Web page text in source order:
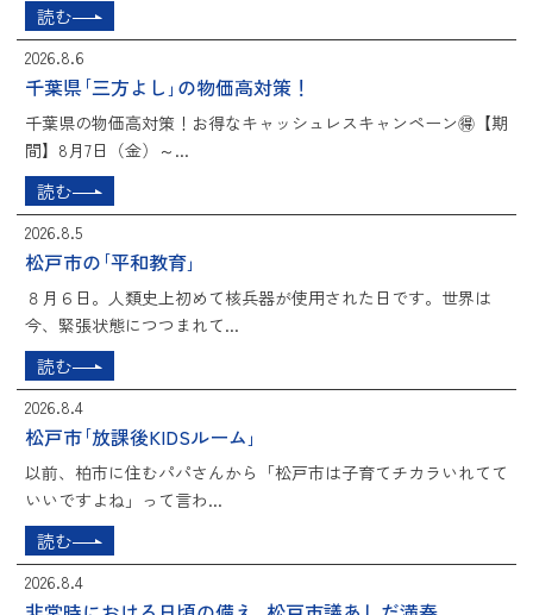
読む
2026.8.6
千葉県｢三方よし｣の物価高対策！
千葉県の物価高対策！お得なキャッシュレスキャンペーン🉐【期
間】8月7日（金）～...
読む
2026.8.5
松戸市の｢平和教育｣
８月６日。人類史上初めて核兵器が使用された日です。世界は
今、緊張状態につつまれて...
読む
2026.8.4
松戸市｢放課後KIDSルーム｣
以前、柏市に住むパパさんから「松戸市は子育てチカラいれてて
いいですよね」って言わ...
読む
2026.8.4